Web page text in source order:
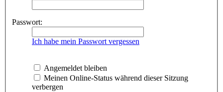
Passwort:
Ich habe mein Passwort vergessen
Angemeldet bleiben
Meinen Online-Status während dieser Sitzung
verbergen